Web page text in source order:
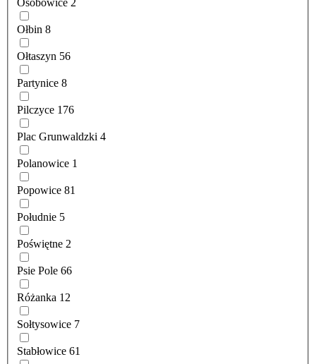
Osobowice 2
Ołbin 8
Ołtaszyn 56
Partynice 8
Pilczyce 176
Plac Grunwaldzki 4
Polanowice 1
Popowice 81
Południe 5
Poświętne 2
Psie Pole 66
Różanka 12
Sołtysowice 7
Stabłowice 61